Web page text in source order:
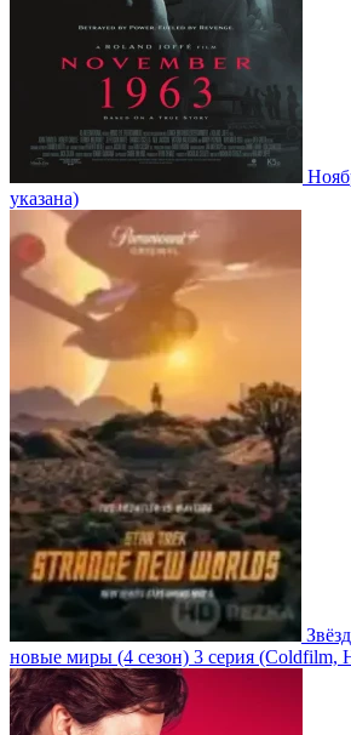
указана)
новые миры (4 сезон) 3 серия (Coldfilm,